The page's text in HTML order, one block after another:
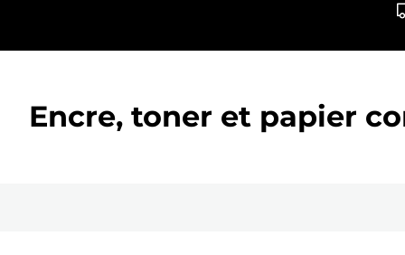
Encre, toner et papier